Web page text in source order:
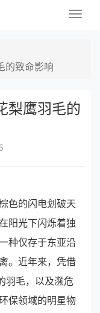
的致命影响
梨鹰羽毛的
色的闪电划破天
阳光下闪烁着独
种仅存于东亚沿
。近年来，凭借
羽毛，以及濒危
保领域的明星物